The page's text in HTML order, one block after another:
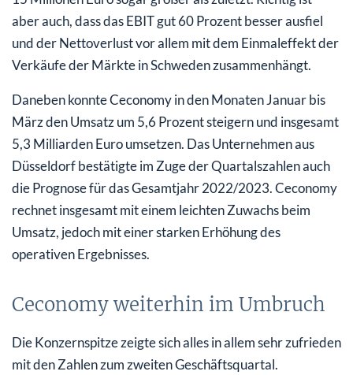
aber auch, dass das EBIT gut 60 Prozent besser ausfiel
und der Nettoverlust vor allem mit dem Einmaleffekt der
Verkäufe der Märkte in Schweden zusammenhängt.
Daneben konnte Ceconomy in den Monaten Januar bis
März den Umsatz um 5,6 Prozent steigern und insgesamt
5,3 Milliarden Euro umsetzen. Das Unternehmen aus
Düsseldorf bestätigte im Zuge der Quartalszahlen auch
die Prognose für das Gesamtjahr 2022/2023. Ceconomy
rechnet insgesamt mit einem leichten Zuwachs beim
Umsatz, jedoch mit einer starken Erhöhung des
operativen Ergebnisses.
Ceconomy weiterhin im Umbruch
Die Konzernspitze zeigte sich alles in allem sehr zufrieden
mit den Zahlen zum zweiten Geschäftsquartal.